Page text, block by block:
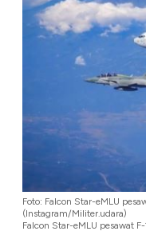
Foto: Falcon Star-eMLU
(Instagram/Militer.udara)
Falcon Star-eMLU pesawat